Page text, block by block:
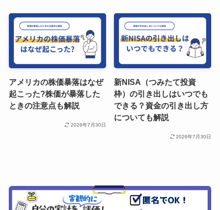
アメリカの株価暴落はなぜ
起こった?株価が暴落した
ときの注意点も解説
2026年7月30日
新NISA（つみたて投資
枠）の引き出しはいつでも
できる？資金の引き出し方
についても解説
2026年7月30日